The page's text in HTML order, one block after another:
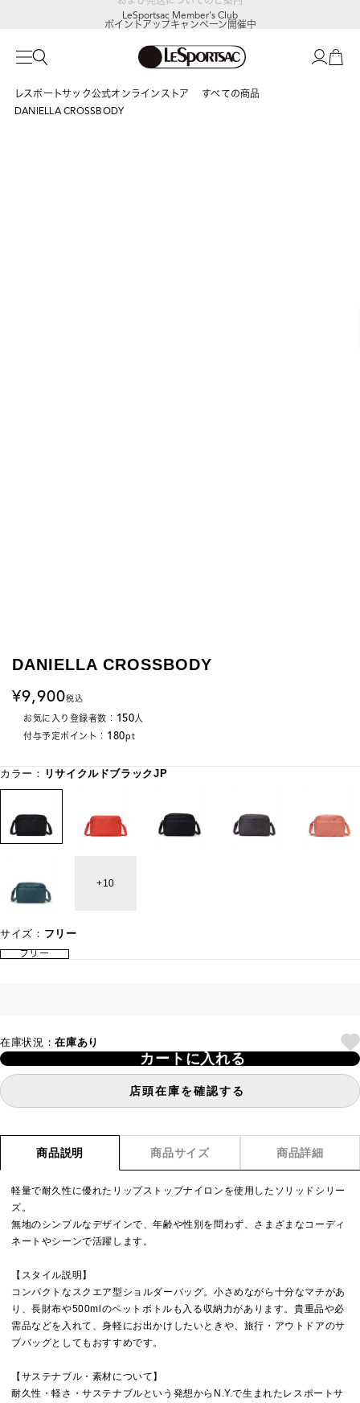
LeSportsac Member's Club
ポイントアップキャンペーン開催中
レスポートサック公式オンラインストア
すべての商品
DANIELLA CROSSBODY
DANIELLA CROSSBODY
9,900税込
お気に入り登録者数： 150人
付与予定ポイント： 180pt
カラー： リサイクルドブラックJP
10
サイズ： フリー
フリー
在庫状況：在庫あり
カートに入れる
店頭在庫を確認する
商品説明 商品サイズ 商品詳細
軽量で耐久性に優れたリップストップナイロンを使用したソリッドシリー
ズ。
無地のシンプルなデザインで、年齢や性別を問わず、さまざまなコーディ
ネートやシーンで活躍します。
【スタイル説明】
コンパクトなスクエア型ショルダーバッグ。小さめながら十分なマチがあ
り、長財布や500mlのペットボトルも入る収納力があります。貴重品や必
需品などを入れて、身軽にお出かけしたいときや、旅行・アウトドアのサ
ブバッグとしてもおすすめです。
【サステナブル・素材について】
耐久性・軽さ・サステナブルという発想からN.Y.で生まれたレスポートサ